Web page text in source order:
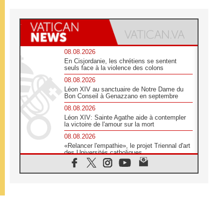
08.08.2026
En Cisjordanie, les chrétiens se sentent
seuls face à la violence des colons
08.08.2026
Léon XIV au sanctuaire de Notre Dame du
Bon Conseil à Genazzano en septembre
08.08.2026
Léon XIV: Sainte Agathe aide à contempler
la victoire de l'amour sur la mort
08.08.2026
«Relancer l'empathie», le projet Triennal d'art
des Universités catholiques
08.08.2026
Signis 2026, donner la parole aux religieuses